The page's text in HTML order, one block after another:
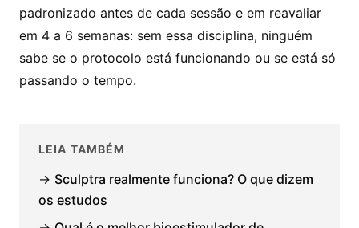
padronizado antes de cada sessão e em reavaliar
em 4 a 6 semanas: sem essa disciplina, ninguém
sabe se o protocolo está funcionando ou se está só
passando o tempo.
LEIA TAMBÉM
→ Sculptra realmente funciona? O que dizem
os estudos